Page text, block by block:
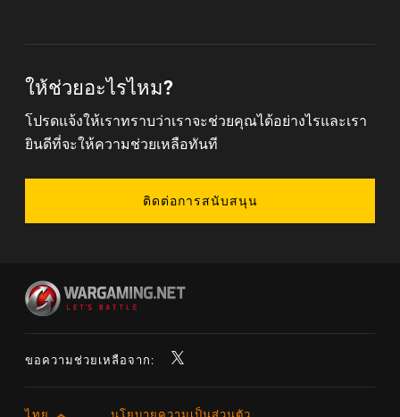
ให้ช่วยอะไรไหม?
โปรดแจ้งให้เราทราบว่าเราจะช่วยคุณได้อย่างไรและเรา
ยินดีที่จะให้ความช่วยเหลือทันที
ติดต่อการสนับสนุน
ขอความช่วยเหลือจาก: